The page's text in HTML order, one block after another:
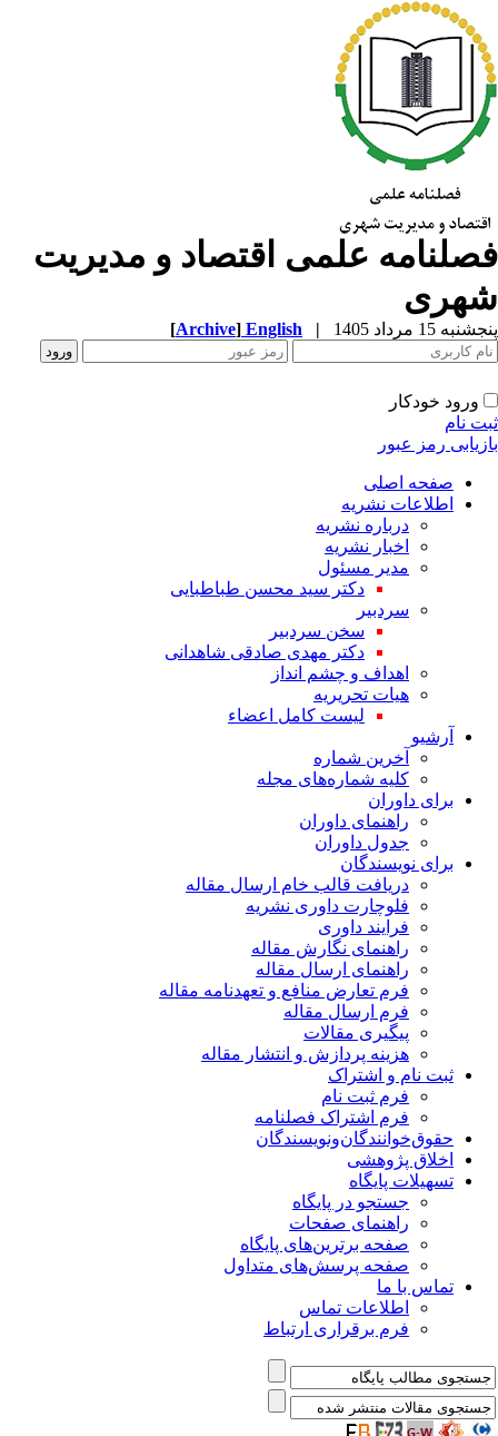
علمی اقتصاد و مدیریت
15 مرداد 1405 |
English
[Archive]
ورود خودکار
نام
رمز عبور
صفحه اصلی
اطلاعات نشریه
درباره نشریه
اخبار نشریه
مدیر مسئول
دکتر سید محسن طباطبایی
سردبیر
سخن سردبیر
دکتر مهدی صادقی شاهدانی
اهداف و چشم انداز
هیات تحریریه
لیست کامل اعضاء
آرشیو
آخرین شماره
کلیه شماره‌های مجله
برای داوران
راهنمای داوران
جدول داوران
برای نویسندگان
دریافت قالب خام ارسال مقاله
فلوچارت داوری نشریه
فرایند داوری
راهنمای نگارش مقاله
راهنمای ارسال مقاله
فرم تعارض منافع و تعهدنامه مقاله
فرم ارسال مقاله
پیگیری مقالات
هزینه پردازش و انتشار مقاله
ثبت نام و اشتراک
فرم ثبت نام
فرم اشتراک فصلنامه
حقوق‌خوانندگان‌و‌نویسندگان
اخلاق پژوهشی
تسهیلات پایگاه
جستجو در پایگاه
راهنمای صفحات
صفحه برترین‌های پایگاه
صفحه پرسش‌های متداول
تماس با ما
اطلاعات تماس
فرم برقراری ارتباط